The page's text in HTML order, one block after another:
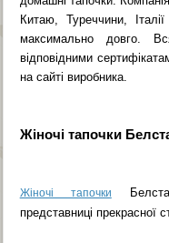
Китаю, Туреччини,
максимально довго.
відповідними
на сайті виробника.
Жіночі тапочки
Жіночі тапочки Белста
представниці прекрасної